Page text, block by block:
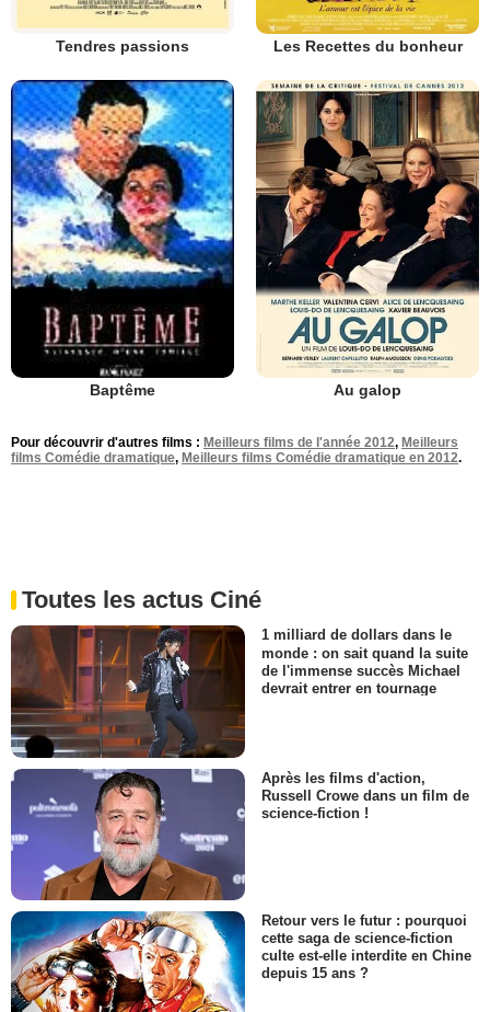
Tendres passions Les Recettes du bonheur
Baptême Au galop
Pour découvrir d'autres films : Meilleurs films de l'année 2012, Meilleurs
films Comédie dramatique, Meilleurs films Comédie dramatique en 2012.
Toutes les actus Ciné
1 milliard de dollars dans le
monde : on sait quand la suite
de l'immense succès Michael
devrait entrer en tournage
Après les films d'action,
Russell Crowe dans un film de
science-fiction !
Retour vers le futur : pourquoi
cette saga de science-fiction
culte est-elle interdite en Chine
depuis 15 ans ?